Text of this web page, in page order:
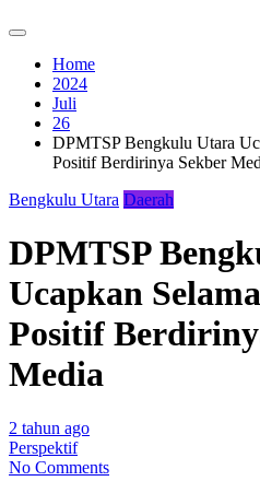
Home
2024
Juli
26
DPMTSP Bengkulu Utara
Positif Berdirinya Sekber
Bengkulu Utara Daerah
DPMTSP
Ucapkan
Positif
Media
2 tahun ago
Perspektif
No Comments